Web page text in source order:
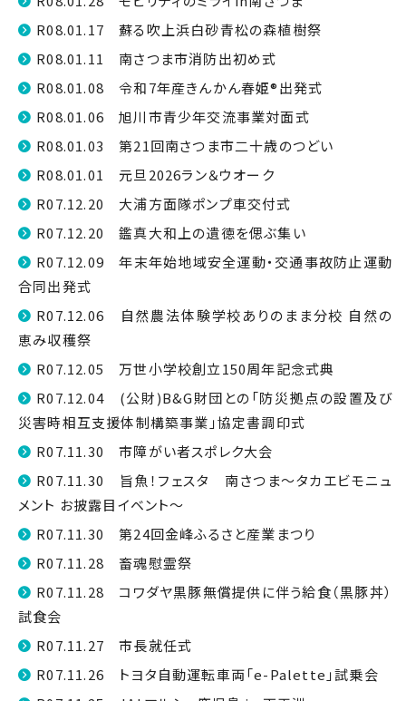
R08.01.17 蘇る吹上浜白砂青松の森植樹祭
R08.01.11 南さつま市消防出初め式
R08.01.08 令和7年産きんかん春姫®出発式
R08.01.06 旭川市青少年交流事業対面式
R08.01.03 第21回南さつま市二十歳のつどい
R08.01.01 元旦2026ラン＆ウオーク
R07.12.20 大浦方面隊ポンプ車交付式
R07.12.20 鑑真大和上の遺徳を偲ぶ集い
R07.12.09 年末年始地域安全運動・交通事故防止運動
合同出発式
R07.12.06 自然農法体験学校ありのまま分校 自然の
恵み収穫祭
R07.12.05 万世小学校創立150周年記念式典
R07.12.04 (公財)B&G財団との「防災拠点の設置及び
災害時相互支援体制構築事業」協定書調印式
R07.11.30 市障がい者スポレク大会
R07.11.30 旨魚！フェスタ 南さつま～タカエビモニュ
メント お披露目イベント～
R07.11.30 第24回金峰ふるさと産業まつり
R07.11.28 畜魂慰霊祭
R07.11.28 コワダヤ黒豚無償提供に伴う給食（黒豚丼）
試食会
R07.11.27 市長就任式
R07.11.26 トヨタ自動運転車両「e-Palette」試乗会